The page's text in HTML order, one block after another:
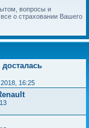
вопросы и
о страховании Вашего
16:25